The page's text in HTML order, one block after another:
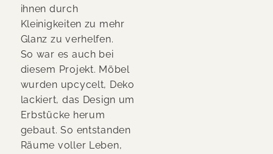
ihnen durch
Kleinigkeiten zu mehr
Glanz zu verhelfen.
So war es auch bei
diesem Projekt. Möbel
wurden upcycelt, Deko
lackiert, das Design um
Erbstücke herum
gebaut. So entstanden
Räume voller Leben,